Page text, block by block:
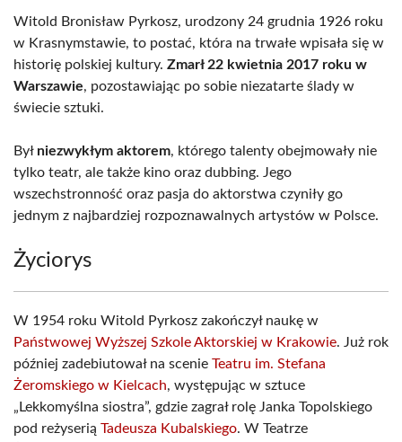
Witold Bronisław Pyrkosz, urodzony 24 grudnia 1926 roku
w Krasnymstawie, to postać, która na trwałe wpisała się w
historię polskiej kultury. Zmarł 22 kwietnia 2017 roku w
Warszawie, pozostawiając po sobie niezatarte ślady w
świecie sztuki.
Był niezwykłym aktorem, którego talenty obejmowały nie
tylko teatr, ale także kino oraz dubbing. Jego
wszechstronność oraz pasja do aktorstwa czyniły go
jednym z najbardziej rozpoznawalnych artystów w Polsce.
Życiorys
W 1954 roku Witold Pyrkosz zakończył naukę w
Państwowej Wyższej Szkole Aktorskiej w Krakowie. Już rok
później zadebiutował na scenie Teatru im. Stefana
Żeromskiego w Kielcach, występując w sztuce
„Lekkomyślna siostra”, gdzie zagrał rolę Janka Topolskiego
pod reżyserią Tadeusza Kubalskiego. W Teatrze